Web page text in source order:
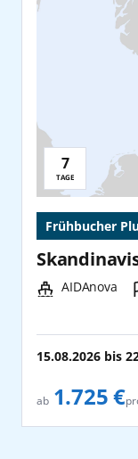
Reisedauer:
7
TAGE
Frühbucher
Schiff:
AIDAnova
15.08.2026 bis
ab 1.725 €